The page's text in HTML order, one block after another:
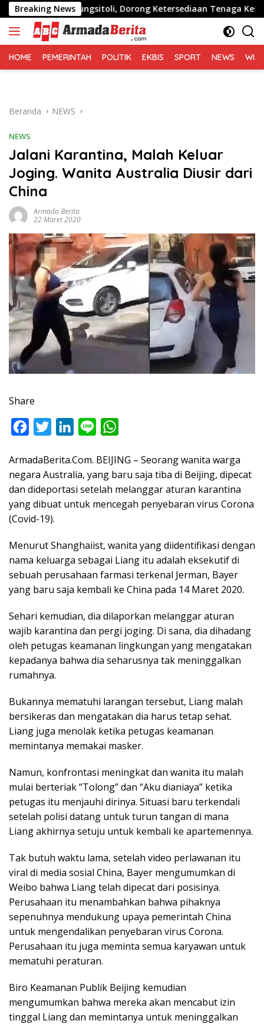
Langsung
ke
konten
Breaking News
Gunungsitoli, Dorong Ketersediaan Tenaga Kesehatan di
HOME PEMERINTAH POLITIK EKBIS SPORT NEWS
Beranda NEWS
NEWS
Jalani Karantina, Malah Keluar
Joging. Wanita Australia Diusir dari
China
Armada Berita
22 Maret 2020
Share
c
e
o
k
i
t
e
n
k
n
n
e
a
t
p
ArmadaBerita.Com. BEIJING – Seorang wanita warga
negara Australia, yang baru saja tiba di Beijing, dipecat
dan dideportasi setelah melanggar aturan karantina
yang dibuat untuk mencegah penyebaran virus Corona
(Covid-19).
Menurut Shanghaiist, wanita yang diidentifikasi dengan
nama keluarga sebagai Liang itu adalah eksekutif di
sebuah perusahaan farmasi terkenal Jerman, Bayer
yang baru saja kembali ke China pada 14 Maret 2020.
Sehari kemudian, dia dilaporkan melanggar aturan
wajib karantina dan pergi joging. Di sana, dia dihadang
oleh petugas keamanan lingkungan yang mengatakan
kepadanya bahwa dia seharusnya tak meninggalkan
rumahnya.
Bukannya mematuhi larangan tersebut, Liang malah
bersikeras dan mengatakan dia harus tetap sehat.
Liang juga menolak ketika petugas keamanan
memintanya memakai masker.
Namun, konfrontasi meningkat dan wanita itu malah
mulai berteriak “Tolong” dan “Aku dianiaya” ketika
petugas itu menjauhi dirinya. Situasi baru terkendali
setelah polisi datang untuk turun tangan di mana
Liang akhirnya setuju untuk kembali ke apartemennya.
Tak butuh waktu lama, setelah video perlawanan itu
viral di media sosial China, Bayer mengumumkan di
Weibo bahwa Liang telah dipecat dari posisinya.
Perusahaan itu menambahkan bahwa pihaknya
sepenuhnya mendukung upaya pemerintah China
untuk mengendalikan penyebaran virus Corona.
Perusahaan itu juga meminta semua karyawan untuk
mematuhi peraturan.
Biro Keamanan Publik Beijing kemudian
mengumumkan bahwa mereka akan mencabut izin
tinggal Liang dan memintanya untuk meninggalkan